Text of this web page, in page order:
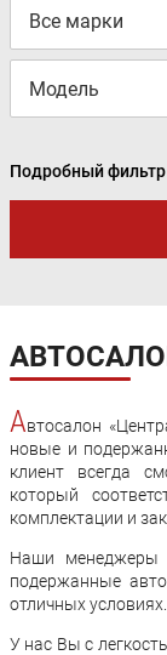
Все марки
Модель
Любой привод
Любой
Объём, от
Объём, до
Подробный фильтр
Автосалон
новые и
клиент всегда
который
комплектации и
Наши менеджеры
подержанные
отличных условиях.
У нас Вы с